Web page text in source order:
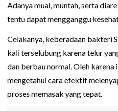
Adanya mual, muntah, serta
tentu dapat mengganggu
Celakanya, keberadaan bakteri
kali terselubung karena telur
dan berbau normal. Oleh karena
mengetahui cara efektif
proses memasak yang tepat.